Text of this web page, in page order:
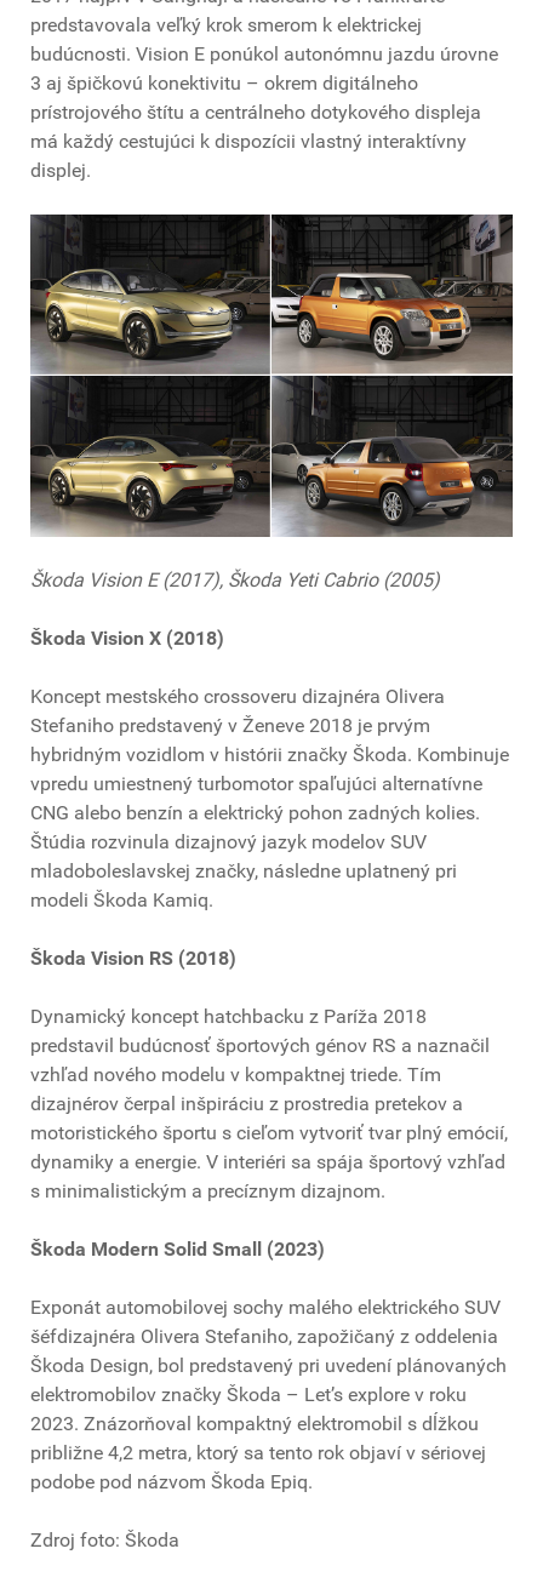
predstavovala veľký krok smerom k elektrickej
budúcnosti. Vision E ponúkol autonómnu jazdu úrovne
3 aj špičkovú konektivitu – okrem digitálneho
prístrojového štítu a centrálneho dotykového displeja
má každý cestujúci k dispozícii vlastný interaktívny
displej.
Škoda Vision E (2017), Škoda Yeti Cabrio (2005)
Škoda Vision X (2018)
Koncept mestského crossoveru dizajnéra Olivera
Stefaniho predstavený v Ženeve 2018 je prvým
hybridným vozidlom v histórii značky Škoda. Kombinuje
vpredu umiestnený turbomotor spaľujúci alternatívne
CNG alebo benzín a elektrický pohon zadných kolies.
Štúdia rozvinula dizajnový jazyk modelov SUV
mladoboleslavskej značky, následne uplatnený pri
modeli Škoda Kamiq.
Škoda Vision RS (2018)
Dynamický koncept hatchbacku z Paríža 2018
predstavil budúcnosť športových génov RS a naznačil
vzhľad nového modelu v kompaktnej triede. Tím
dizajnérov čerpal inšpiráciu z prostredia pretekov a
motoristického športu s cieľom vytvoriť tvar plný emócií,
dynamiky a energie. V interiéri sa spája športový vzhľad
s minimalistickým a precíznym dizajnom.
Škoda Modern Solid Small (2023)
Exponát automobilovej sochy malého elektrického SUV
šéfdizajnéra Olivera Stefaniho, zapožičaný z oddelenia
Škoda Design, bol predstavený pri uvedení plánovaných
elektromobilov značky Škoda – Let’s explore v roku
2023. Znázorňoval kompaktný elektromobil s dĺžkou
približne 4,2 metra, ktorý sa tento rok objaví v sériovej
podobe pod názvom Škoda Epiq.
Zdroj foto: Škoda